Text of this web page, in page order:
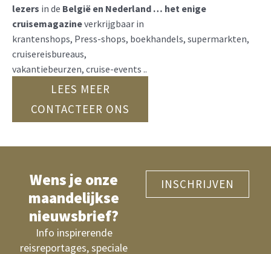
lezers in de België en Nederland … het enige
cruisemagazineverkrijgbaar in
krantenshops, Press-shops, boekhandels, supermarkten,
cruisereisbureaus,
vakantiebeurzen, cruise-events ..
LEES MEER
CONTACTEER ONS
Wens je onze
maandelijkse
nieuwsbrief?
Info inspirerende
reisreportages, speciale
INSCHRIJVEN